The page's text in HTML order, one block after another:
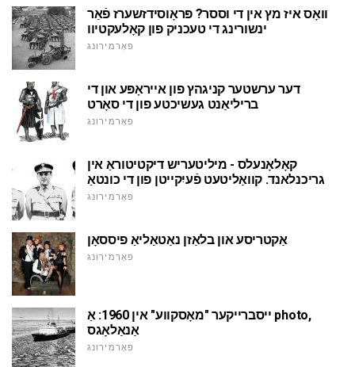
וואָס איז מץ אין די וססר? פּראָוסידזשערז פֿאַר
ינשורינג די טעכניק פון קאָלעקטיוו
פאָרמירונג
דער ערשטער קניגהץ פון אייראָפּע און די
בריליאַנט געשיכטע פון די סאָרט
פאָרמירונג
קאָלאָנעלס - מיליטעריש דיקטיטוראַ אין
גריכנלאנד. קוואַליטעט פֿעיִקייטן פון די כונטאַ
פאָרמירונג
אַקטריסע און בלאַזן נאַטאַליאַ פיססאָן
פאָרמירונג
ייסברייקער "מאָסקווע" אין 1960: אַ photo,
אַנאַלאָגס
פאָרמירונג